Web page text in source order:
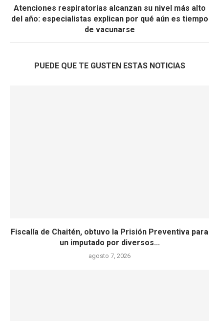
Atenciones respiratorias alcanzan su nivel más alto
del año: especialistas explican por qué aún es tiempo
de vacunarse
PUEDE QUE TE GUSTEN ESTAS NOTICIAS
Fiscalía de Chaitén, obtuvo la Prisión Preventiva para
un imputado por diversos...
agosto 7, 2026